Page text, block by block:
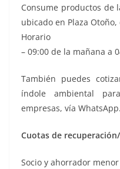
Consume productos de
ubicado en Plaza
Horario
– 09:00 de la mañana a
También puedes
índole ambiental
empresas, vía WhatsApp.
Cuotas de
Socio y ahorrador